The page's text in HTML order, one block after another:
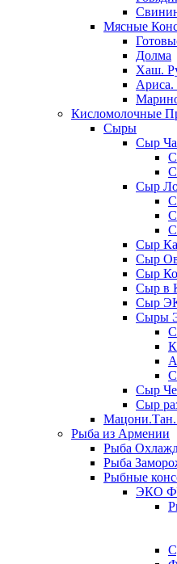
Мясные
Долма
Хаш.
Ариса.
Кисломолочные
Сыры
Сыр
Сыр
Сыр
Сыр
Сыр
Сыр в
Сыр
Сыры
Сыр
Сыр
Рыба из Армении
Рыба
Рыба
Рыбные
ЭКО